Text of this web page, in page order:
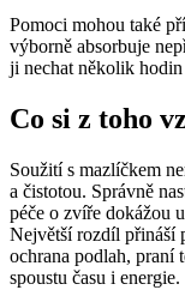
Pomoci mohou také
výborně absorbuje
ji nechat několik hodin
Co si z toho
Soužití s mazlíčkem
a čistotou. Správně
péče o zvíře dokážou
Největší rozdíl přináší
ochrana podlah,
spoustu času i energie.